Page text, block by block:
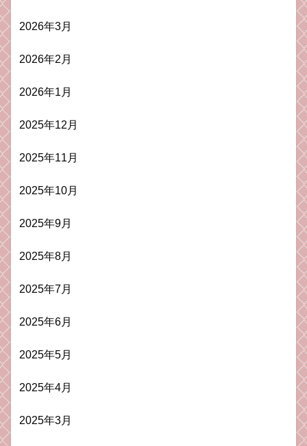
2026年3月
2026年2月
2026年1月
2025年12月
2025年11月
2025年10月
2025年9月
2025年8月
2025年7月
2025年6月
2025年5月
2025年4月
2025年3月